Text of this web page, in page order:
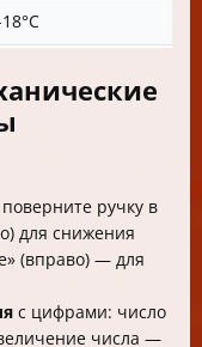
поверните ручку в
для снижения
(вправо) — для
с цифрами: число
числа —